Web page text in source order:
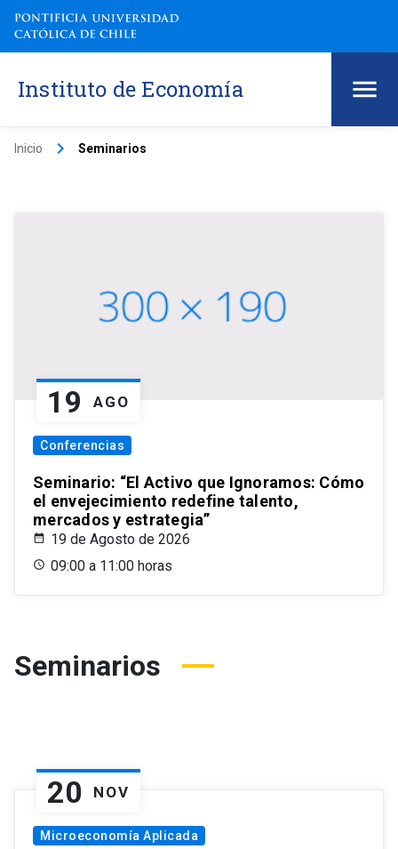
Instituto de Economía
Inicio keyboard_arrow_right Seminarios
19 AGO
Conferencias
Seminario: “El Activo que Ignoramos: Cómo
el envejecimiento redefine talento,
mercados y estrategia”
19 de Agosto de 2026
09:00 a 11:00 horas
Seminarios
20 NOV
Microeconomía Aplicada